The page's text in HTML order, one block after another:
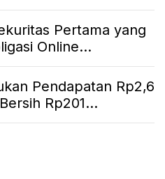
Pertama yang
Online...
Pendapatan Rp2,6
Rp201...